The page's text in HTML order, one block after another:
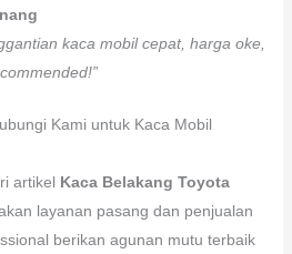
kaca mobil cepat, harga oke,
Kami untuk Kaca Mobil
artikel Kaca Belakang Toyota
layanan pasang dan penjualan
berikan agunan mutu terbaik